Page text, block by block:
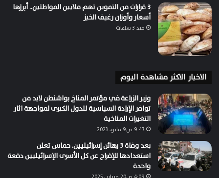
3 قرارات من التموين تهم ملايين المواطنين.. أبرزها
أسعار وأوزان رغيف الخبز
منذ 3 ساعات
الاخبار الاكثر مشاهدة اليوم
وزير الزراعة في مؤتمر المناخ بواشنطن لابد من
توافر الإرادة السياسية للدول الكبرى لمواجهة اثار
التغيرات المناخية
9:47 ص9 مايو، 2023
بعد وفاة 3 رهائن إسرائيليين. حماس تعلن
استعدادها للإفراج عن كل الأسرى الإسرائيليين دفعة
واحدة